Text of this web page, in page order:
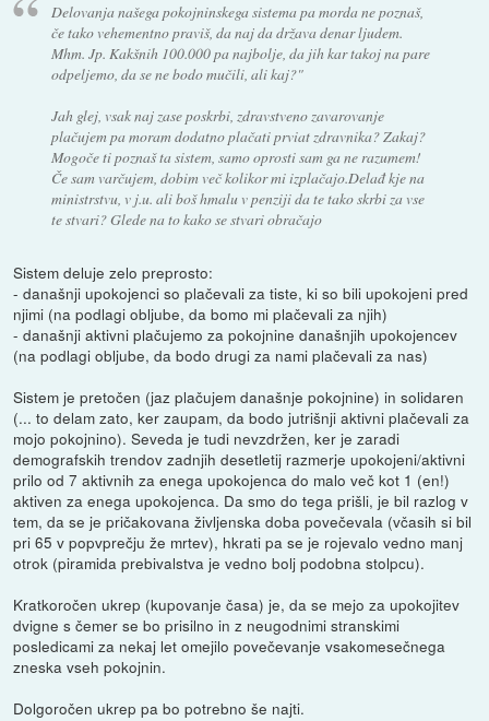
Delovanja našega pokojninskega sistema pa morda ne poznaš,
če tako vehementno praviš, da naj da država denar ljudem.
Mhm. Jp. Kakšnih 100.000 pa najbolje, da jih kar takoj na pare
odpeljemo, da se ne bodo mučili, ali kaj?"
Jah glej, vsak naj zase poskrbi, zdravstveno zavarovanje
plačujem pa moram dodatno plačati prviat zdravnika? Zakaj?
Mogoče ti poznaš ta sistem, samo oprosti sam ga ne razumem!
Če sam varčujem, dobim več kolikor mi izplačajo.Delađ kje na
ministrstvu, v j.u. ali boš hmalu v penziji da te tako skrbi za vse
te stvari? Glede na to kako se stvari obračajo
Sistem deluje zelo preprosto:
- današnji upokojenci so plačevali za tiste, ki so bili upokojeni pred
njimi (na podlagi obljube, da bomo mi plačevali za njih)
- današnji aktivni plačujemo za pokojnine današnjih upokojencev
(na podlagi obljube, da bodo drugi za nami plačevali za nas)
Sistem je pretočen (jaz plačujem današnje pokojnine) in solidaren
(... to delam zato, ker zaupam, da bodo jutrišnji aktivni plačevali za
mojo pokojnino). Seveda je tudi nevzdržen, ker je zaradi
demografskih trendov zadnjih desetletij razmerje upokojeni/aktivni
prilo od 7 aktivnih za enega upokojenca do malo več kot 1 (en!)
aktiven za enega upokojenca. Da smo do tega prišli, je bil razlog v
tem, da se je pričakovana življenska doba povečevala (včasih si bil
pri 65 v popvprečju že mrtev), hkrati pa se je rojevalo vedno manj
otrok (piramida prebivalstva je vedno bolj podobna stolpcu).
Kratkoročen ukrep (kupovanje časa) je, da se mejo za upokojitev
dvigne s čemer se bo prisilno in z neugodnimi stranskimi
posledicami za nekaj let omejilo povečevanje vsakomesečnega
zneska vseh pokojnin.
Dolgoročen ukrep pa bo potrebno še najti.